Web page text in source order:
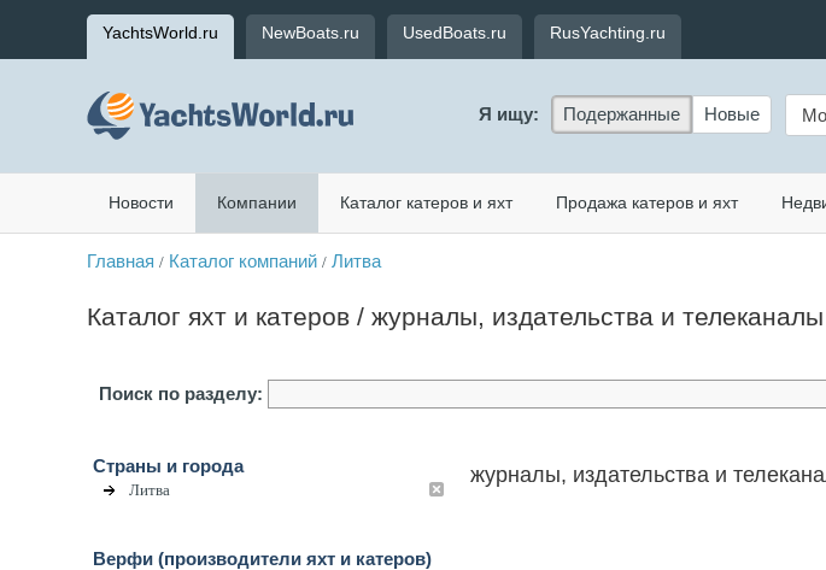
YachtsWorld.ru NewBoats.ru UsedBoats.ru RusYachting.ru
Я ищу: Подержанные Новые
Новости Компании Каталог катеров и яхт Продажа катеров и яхт
Главная / Каталог компаний / Литва
Каталог яхт и катеров / журналы, издательства и телеканалы
Поиск по разделу:
Страны и города
Литва
Верфи (производители яхт и катеров)
журналы, издательства и